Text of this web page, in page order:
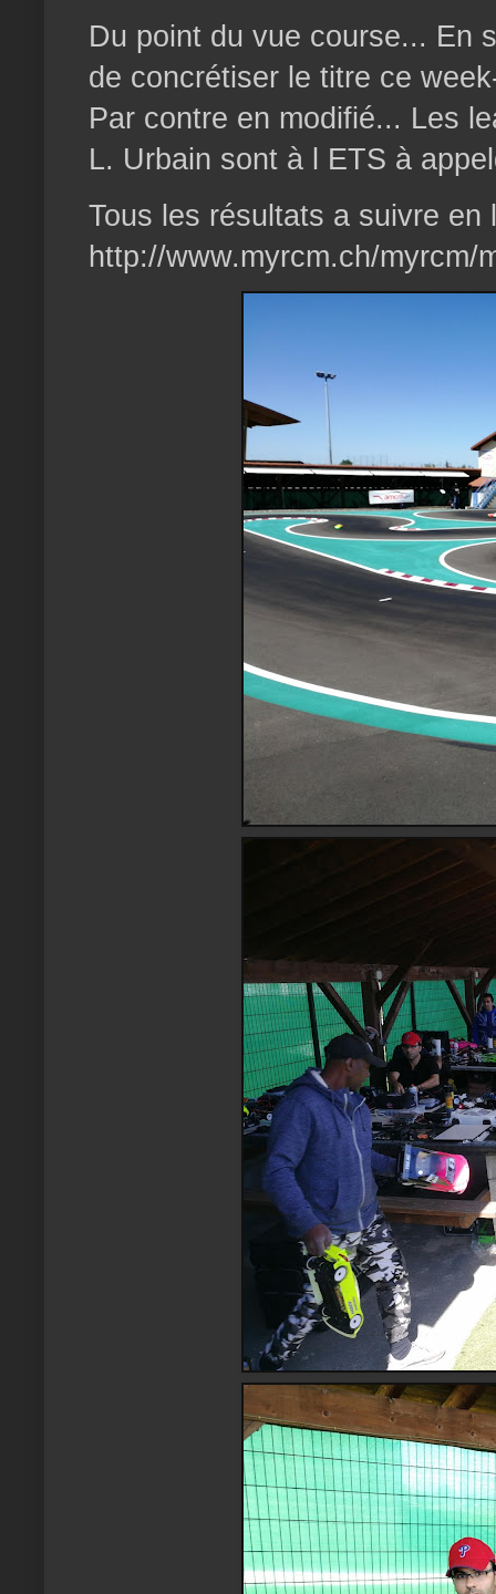
Du point du vue course... En
de concrétiser le titre ce
Par contre en modifié... Les
L. Urbain sont à l ETS à
Tous les résultats a suivre en
http://www.myrcm.ch/myrcm/